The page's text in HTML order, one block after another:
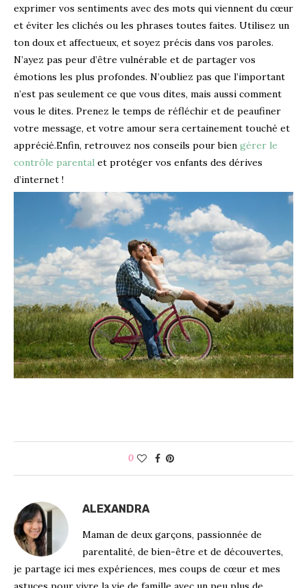
exprimer vos sentiments avec des mots qui viennent du cœur
et éviter les clichés ou les phrases toutes faites. Utilisez un
ton doux et affectueux, et soyez précis dans vos paroles.
N’ayez pas peur d’être vulnérable et de partager vos
émotions les plus profondes. N’oubliez pas que l’important
n’est pas seulement ce que vous dites, mais aussi comment
vous le dites. Prenez le temps de réfléchir et de peaufiner
votre message, et votre amour sera certainement touché et
apprécié.Enfin, retrouvez nos conseils pour bien gérer le
contrôle parental et protéger vos enfants des dérives
d’internet !
0
ALEXANDRA
Maman de deux garçons, passionnée de
parentalité, de bien-être et de découvertes,
je partage ici mes expériences, mes coups de cœur et mes